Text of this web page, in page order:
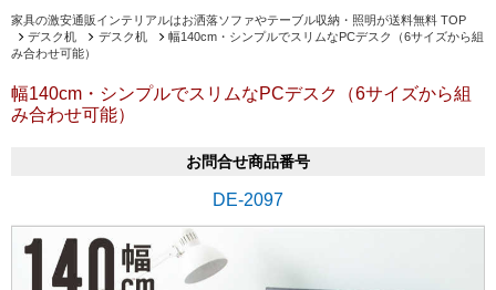
家具の激安通販インテリアルはお洒落ソファやテーブル収納・照明が送料無料 TOP
デスク机
デスク机
幅140cm・シンプルでスリムなPCデスク（6サイズから組
み合わせ可能）
幅140cm・シンプルでスリムなPCデスク（6サイズから組
み合わせ可能）
お問合せ商品番号
DE-2097